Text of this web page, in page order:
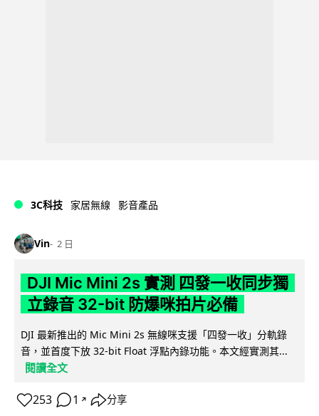
3C科技 家居無線 影音產品
Vin 2 日
DJI Mic Mini 2s 實測 四發一收同步獨
立錄音 32-bit 防爆咪拍片必備
DJI 最新推出的 Mic Mini 2s 無線咪支援「四發一收」分軌錄
音，並首度下放 32-bit Float 浮點內錄功能。本文經實測其...
閱讀全文
253 1 ↗ 分享